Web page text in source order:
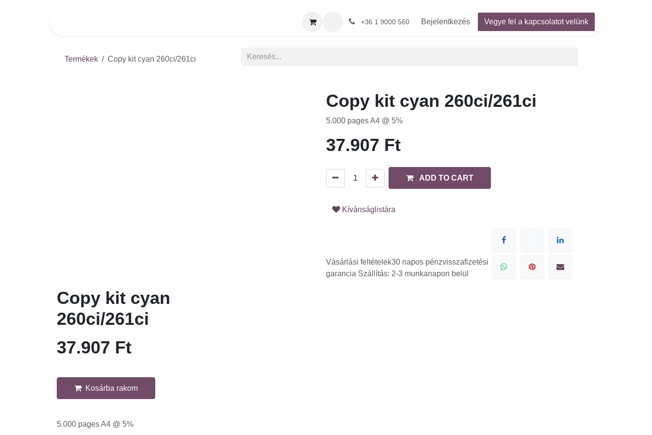
+36 1 9000 560 Bejelentkezés Vegye fel a kapcsolatot velünk
Termékek Copy kit cyan 260ci/261ci
Copy kit cyan 260ci/261ci
5.000 pages A4 @ 5%
37.907Ft
ADD TO CART
Kívánságlistára
Vásárlási feltételek30 napos pénzvisszafizetési
garancia Szállítás: 2-3 munkanapon belül
Copy kit cyan
260ci/261ci
37.907Ft
5.000 pages A4 @ 5%